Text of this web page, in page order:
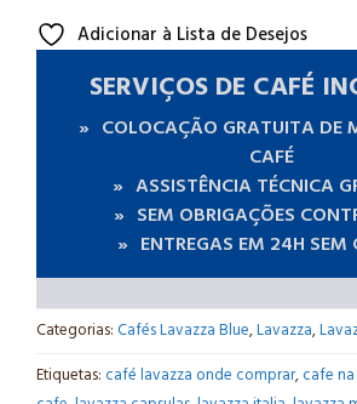
Adicionar à Lista de Desejos
SERVIÇOS DE CAFÉ
COLOCAÇÃO GRATUITA DE
CAFÉ
ASSISTÊNCIA TÉCNICA
SEM OBRIGAÇÕES
ENTREGAS EM 24H SEM
Categorias:Cafés Lavazza Blue,Lavazza,
Etiquetas: café lavazza onde comprar,cafe